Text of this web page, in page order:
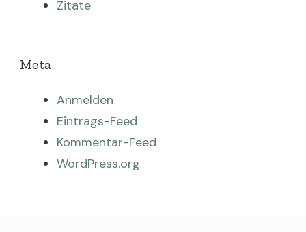
Zitate
Meta
Anmelden
Eintrags-Feed
Kommentar-Feed
WordPress.org